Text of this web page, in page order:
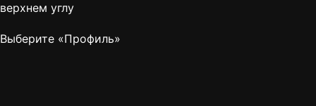
верхнем углу
Выберите «Профиль»